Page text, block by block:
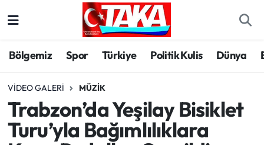
Bölgemiz Spor Türkiye Politik Kulis Dünya
VIDEO GALERI MÜZIK
Trabzon’da Yeşilay Bisiklet
Turu’yla Bağımlılıklara
Spor
Türkiye
Kültür/Sanat
Trabzon Hava Durumu
Trabzon Trafik Yoğunluk Haritası
Süper Lig Puan Durumu ve Fikstür